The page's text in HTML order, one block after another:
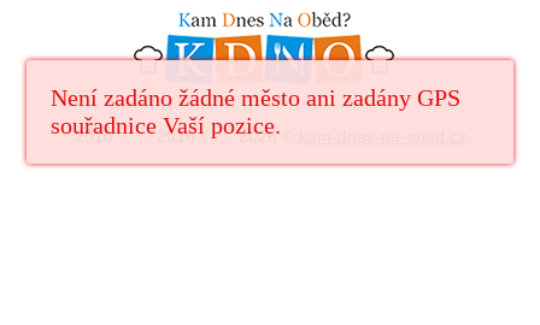
Není zadáno žádné město ani zadány GPS
souřadnice Vaší pozice.
2010 ....... 2016 ....... 2026 ©